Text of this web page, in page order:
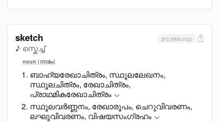
sketch
♪ സ്കെച്ച്
src:ekkurup
noun (നാമം)
ബാഹ്യരേഖാചിത്രം, സ്ഥൂലലേഖനം,
സ്ഥൂലചിത്രം, രേഖാചിത്രം,
പ്രാഥമികരേഖാചിത്രം
സ്ഥൂലവർണ്ണനം, രേഖാരൂപം, ചെറുവിവരണം,
ലഘുവിവരണം, വിഷയസംഗ്രഹം